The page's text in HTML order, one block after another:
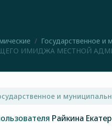
Государственное и
ИМИДЖА МЕСТНОЙ
и
Райкина